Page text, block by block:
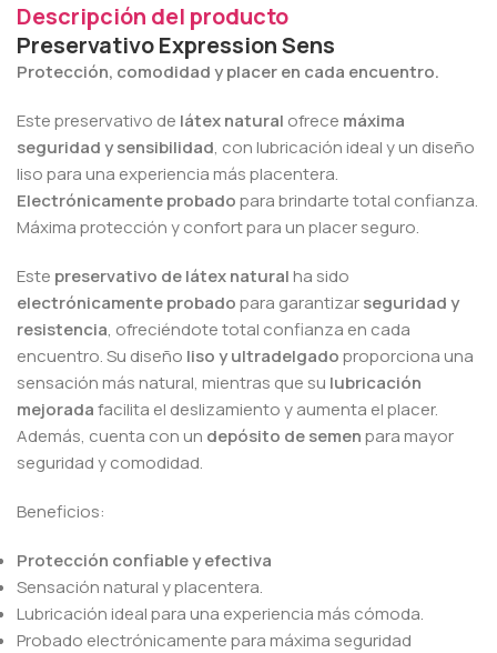
Descripción del producto
Preservativo Expression Sens
Protección, comodidad y placer en cada encuentro.
Este preservativo de látex natural ofrece máxima
seguridad y sensibilidad, con lubricación ideal y un diseño
liso para una experiencia más placentera.
Electrónicamente probadopara brindarte total confianza.
Máxima protección y confort para un placer seguro.
Este preservativo de látex naturalha sido
electrónicamente probadopara garantizarseguridad y
resistencia, ofreciéndote total confianza en cada
encuentro. Su diseño liso y ultradelgadoproporciona una
sensación más natural, mientras que su lubricación
mejoradafacilita el deslizamiento y aumenta el placer.
Además, cuenta con un depósito de semenpara mayor
seguridad y comodidad.
Beneficios:
Protección confiable y efectiva
Sensación natural y placentera.
Lubricación ideal para una experiencia más cómoda.
Probado electrónicamente para máxima seguridad